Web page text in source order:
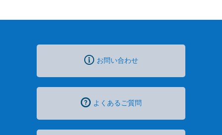
お問い合わせ
よくあるご質問